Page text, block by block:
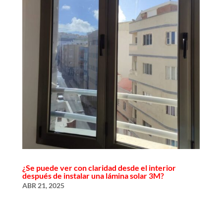
¿Se puede ver con claridad desde el interior
después de instalar una lámina solar 3M?
ABR 21, 2025